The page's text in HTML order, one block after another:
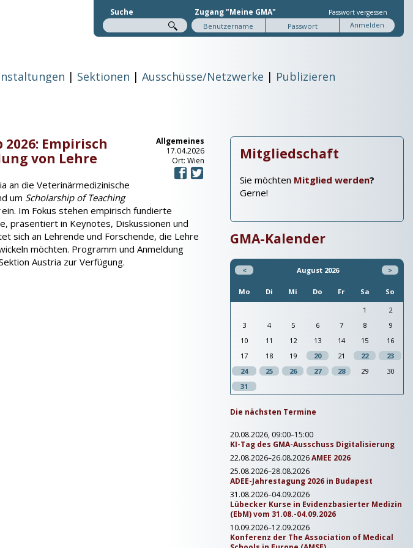
Suche Zugang "Meine GMA" Passwort vergessen
Sektionen Ausschüsse/Netzwerke
Publizieren
Allgemeines
17.04.2026
Ort: Wien
Empirisch
von Lehre
an die Veterinärmedizinische
um Scholarship of Teaching
ein. Im Fokus stehen empirisch fundierte
präsentiert in Keynotes, Diskussionen und
sich an Lehrende und Forschende, die Lehre
möchten. Programm und Anmeldung
Austria zur Verfügung.
Mitgliedschaft
Sie möchten Mitglied werden?
Gerne!
GMA-Kalender
< August 2026 >
Mo Di Mi Do Fr Sa
So
1
2
3
4 5 6 7 8
9
10
11 12 13 14 15
16
17
18 19 20 21 22
23
24
25 26 27 28 29
30
31
Die nächsten Termine
20.08.2026, 09:00–15:00
KI-Tag des GMA-Ausschuss Digitalisierung
22.08.2026–26.08.2026AMEE 2026
25.08.2026–28.08.2026
ADEE-Jahrestagung 2026 in Budapest
31.08.2026–04.09.2026
Lübecker Kurse in Evidenzbasierter Medizin
(EbM) vom 31.08.-04.09.2026
10.09.2026–12.09.2026
Konferenz der The Association of Medical